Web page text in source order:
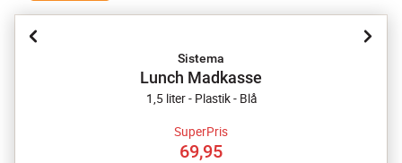
Sistema
Lunch Madkasse
1,5 liter - Plastik - Blå
SuperPris
69,95